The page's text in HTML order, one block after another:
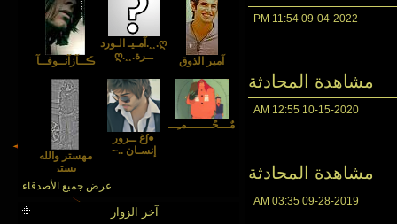
09-04-2022
11:54 PM
مشاهدة المحادثة
10-15-2020
12:55 AM
مشاهدة المحادثة
09-28-2019
03:35 AM
آمير الذوق
ღ.¸¸.آمـيـ الـورد
ــرة.¸¸.ღ
ڪــآزآنــوفــآ
مٌـــحًـــــــمـِــــدَ
●∫غ ــرور
إنسـان ..~
مهستر والله
يستر
عرض جميع الأصدقاء
آخر الزوار